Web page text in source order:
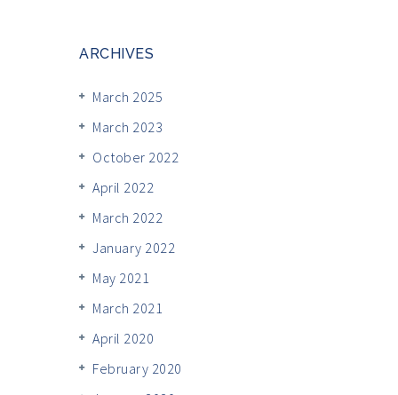
ARCHIVES
March 2025
March 2023
October 2022
April 2022
March 2022
January 2022
May 2021
March 2021
April 2020
February 2020